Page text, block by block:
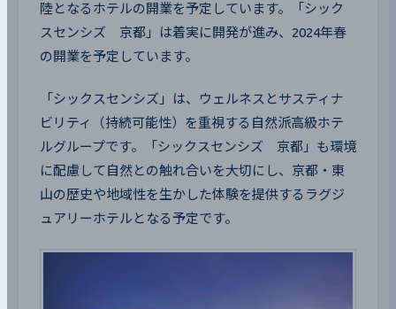
陸となるホテルの開業を予定しています。「シック
スセンシズ　京都」は着実に開発が進み、2024年春
の開業を予定しています。
「シックスセンシズ」は、ウェルネスとサスティナ
ビリティ（持続可能性）を重視する自然派高級ホテ
ルグループです。「シックスセンシズ　京都」も環境
に配慮して自然との触れ合いを大切にし、京都・東
山の歴史や地域性を生かした体験を提供するラグジ
ュアリーホテルとなる予定です。